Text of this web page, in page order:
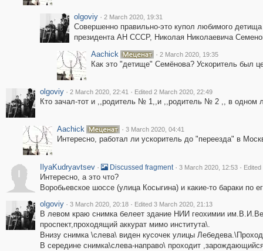
olgoviy · 2 March 2020, 19:31
Совершенно правильно-это купол любимого
президента АН СССР, Николая Николаевича
Aachick
· 2 March 2020, 19:35
Как это "детище" Семёнова? Ускоритель был
olgoviy · 2 March 2020, 22:41 · Edited 2 March 2020, 22:49
Кто зачал-тот и ,,родитель № 1,,и ,,родитель № 2 ,, в одном
Aachick · 3 March 2020, 04:41
Интересно, работал ли ускоритель до "переезда" в
I
IlyaKudryavtsev · Discussed fragment · 3 March 2020, 12:53 ·
Интересно, а это что?
Воробьевское шоссе (улица Косыгина) и какие-то бараки по
olgoviy · 3 March 2020, 20:18 · Edited 3 March 2020, 21:13
В левом краю снимка белеет здание НИИ геохимии
проспект,проходящий аккурат мимо института\.
Внизу снимка \слева\ виден кусочек улицы
В середине снимка\слева-направо\ проходит